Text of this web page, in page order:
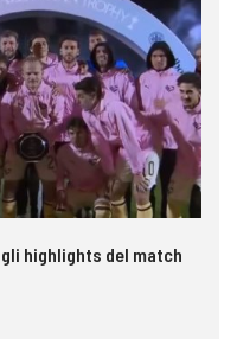
highlights del match